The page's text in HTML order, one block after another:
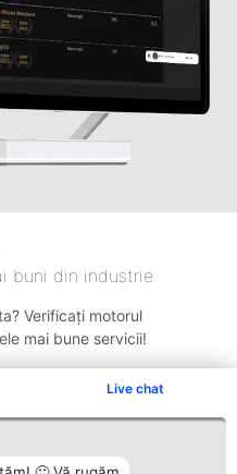
Live chat
buni din industrie
Verificați motorul
mai bune servicii!